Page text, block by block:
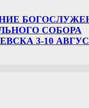
СОБОРА
3-10